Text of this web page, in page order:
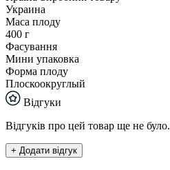
Украина
Маса плоду
400 г
Фасування
Мини упаковка
Форма плоду
Плоскоокруглый
Відгуки
Відгуків про цей товар ще не було.
+ Додати відгук